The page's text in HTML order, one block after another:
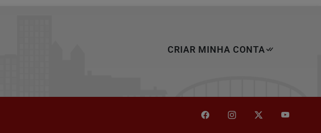
CRIAR MINHA CONTA